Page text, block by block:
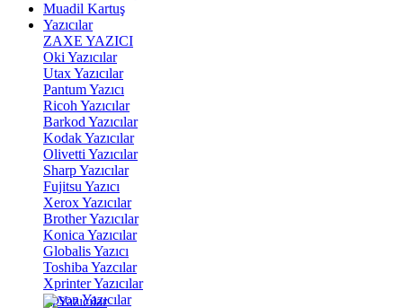
Muadil Kartuş
Yazıcılar
ZAXE YAZICI
Oki Yazıcılar
Utax Yazıcılar
Pantum Yazıcı
Ricoh Yazıcılar
Barkod Yazıcılar
Kodak Yazıcılar
Olivetti Yazıcılar
Sharp Yazıcılar
Fujitsu Yazıcı
Xerox Yazıcılar
Brother Yazıcılar
Konica Yazıcılar
Globalis Yazıcı
Toshiba Yazcılar
Xprinter Yazıcılar
Epson Yazıcılar